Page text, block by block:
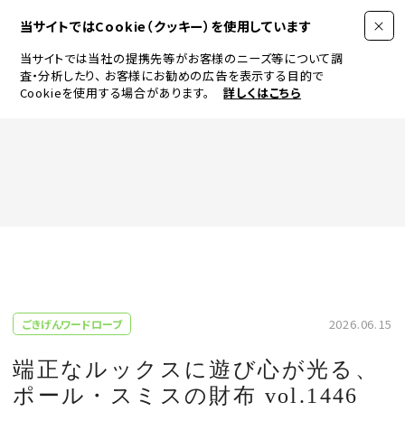
当サイトではCookie（クッキー）を使用しています
当サイトでは当社の提携先等がお客様のニーズ等について調
査・分析したり、 お客様にお勧めの広告を表示する目的で
Cookieを使用する場合があります。
詳しくはこちら
JEWELRY & WATCH
LIFESTYLE
ごきげんワードローブ 2026.06.15
端正なルックスに遊び心が光る、
ポール・スミスの財布 vol.1446